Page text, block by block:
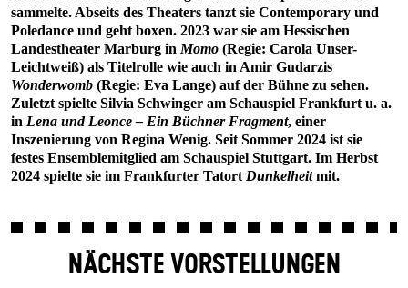
sammelte. Abseits des Theaters tanzt sie Contemporary und
Poledance und geht boxen. 2023 war sie am Hessischen
Landestheater Marburg in Momo (Regie: Carola Unser-
Leichtweiß) als Titelrolle wie auch in Amir Gudarzis
Wonderwomb (Regie: Eva Lange) auf der Bühne zu sehen.
Zuletzt spielte Silvia Schwinger am Schauspiel Frankfurt u. a.
in Lena und Leonce – Ein Büchner Fragment, einer
Inszenierung von Regina Wenig. Seit Sommer 2024 ist sie
festes Ensemblemitglied am Schauspiel Stuttgart. Im Herbst
2024 spielte sie im Frankfurter Tatort Dunkelheitmit.
NÄCHSTE VORSTELLUNGEN